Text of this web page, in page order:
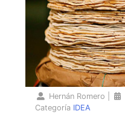
Hernán Romero
Categoría IDEA